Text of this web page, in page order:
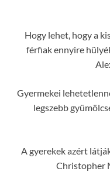
Hogy lehet, hogy a
férfiak ennyire
Gyermekei
legszebb
A gyerekek azért
Christopher